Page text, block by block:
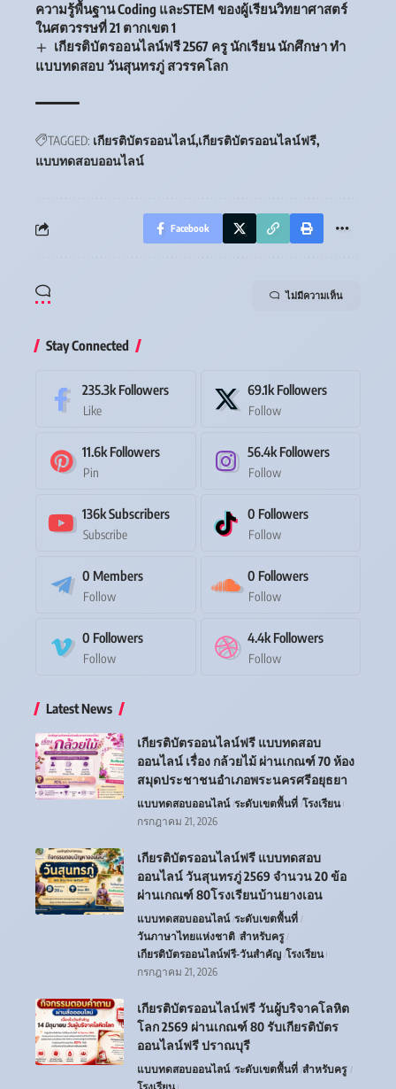
ความรู้พื้นฐาน Coding และSTEM ของผู้เรียนวิทยาศาสตร์
ในศตวรรษที่ 21 ตากเขต 1
เกียรติบัตรออนไลน์ฟรี 2567 ครู นักเรียน นักศึกษา ทำ
แบบทดสอบ วันสุนทรภู่ สวรรคโลก
TAGGED: เกียรติบัตรออนไลน์ เกียรติบัตรออนไลน์ฟรี
แบบทดสอบออนไลน์
Facebook
ไม่มีความเห็น
Stay Connected
235.3k Followers
Like
69.1k Followers
Follow
11.6k Followers
Pin
56.4k Followers
Follow
136kSubscribers
Subscribe
0 Followers
Follow
0 Members
Follow
0 Followers
Follow
0 Followers
Follow
4.4k Followers
Follow
Latest News
เกียรติบัตรออนไลน์ฟรี แบบทดสอบ
ออนไลน์ เรื่อง กล้วยไม้ ผ่านเกณฑ์ 70 ห้อง
สมุดประชาชนอำเภอพระนครศรีอยุธยา
แบบทดสอบออนไลน์ ระดับเขตพื้นที่ โรงเรียน
กรกฎาคม 21, 2026
เกียรติบัตรออนไลน์ฟรี แบบทดสอบ
ออนไลน์ วันสุนทรภู่ 2569 จำนวน 20 ข้อ
ผ่านเกณฑ์ 80โรงเรียนบ้านยางเอน
แบบทดสอบออนไลน์ ระดับเขตพื้นที่
วันภาษาไทยแห่งชาติ สำหรับครู
เกียรติบัตรออนไลน์ฟรี-วันสำคัญ โรงเรียน
กรกฎาคม 21, 2026
เกียรติบัตรออนไลน์ฟรี วันผู้บริจาคโลหิต
โลก 2569 ผ่านเกณฑ์ 80 รับเกียรติบัตร
ออนไลน์ฟรี ปราณบุรี
แบบทดสอบออนไลน์ ระดับเขตพื้นที่ สำหรับครู